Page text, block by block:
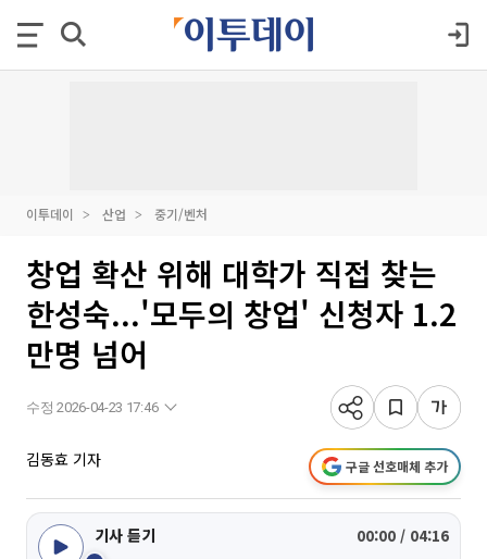
이투데이 산업 중기/벤처
창업 확산 위해 대학가 직접 찾는
한성숙...'모두의 창업' 신청자 1.2
만명 넘어
수정 2026-04-23 17:46
김동효 기자 구글 선호매체 추가
기사 듣기 00:00 / 04:16